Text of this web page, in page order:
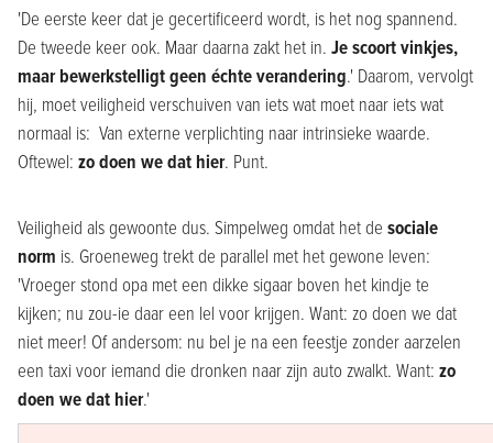
'De eerste keer dat je gecertificeerd wordt, is het nog spannend.
De tweede keer ook. Maar daarna zakt het in. Je scoort vinkjes,
maar bewerkstelligt geen échte verandering.' Daarom, vervolgt
hij, moet veiligheid verschuiven van iets wat moet naar iets wat
normaal is: Van externe verplichting naar intrinsieke waarde.
Oftewel: zo doen we dat hier. Punt.
Veiligheid als gewoonte dus. Simpelweg omdat het de sociale
norm is. Groeneweg trekt de parallel met het gewone leven:
'Vroeger stond opa met een dikke sigaar boven het kindje te
kijken; nu zou-ie daar een lel voor krijgen. Want: zo doen we dat
niet meer! Of andersom: nu bel je na een feestje zonder aarzelen
een taxi voor iemand die dronken naar zijn auto zwalkt. Want: zo
doen we dat hier.'